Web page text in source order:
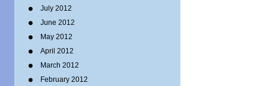
July 2012
June 2012
May 2012
April 2012
March 2012
February 2012